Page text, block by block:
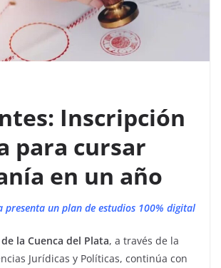
Inscripción
para cursar
en un año
presenta un plan de estudios 100% digital
la Cuenca del Plata, a través de la
Jurídicas y Políticas, continúa con